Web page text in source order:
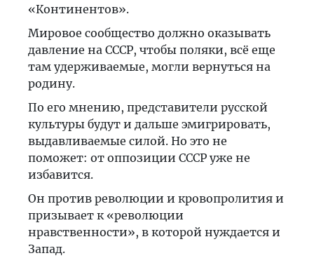
«Континентов».
Мировое сообщество должно оказывать
давление на СССР, чтобы поляки, всё еще
там удерживаемые, могли вернуться на
родину.
По его мнению, представители русской
культуры будут и дальше эмигрировать,
выдавливаемые силой. Но это не
поможет: от оппозиции СССР уже не
избавится.
Он против революции и кровопролития и
призывает к «революции
нравственности», в которой нуждается и
Запад.